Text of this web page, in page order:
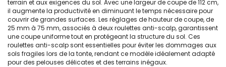
terrain et aux exigences du sol. Avec une largeur de coupe de 112 cm,
il augmente la productivité en diminuant le temps nécessaire pour
couvrir de grandes surfaces. Les réglages de hauteur de coupe, de
25 mm à 75 mm, associés à deux roulettes anti-scalp, garantissent
une coupe uniforme tout en protégeant la structure du sol. Ces
roulettes anti-scalp sont essentielles pour éviter les dommages aux
sols fragiles lors de la tonte, rendant ce modèle idéalement adapté
pour des pelouses délicates et des terrains inégaux.